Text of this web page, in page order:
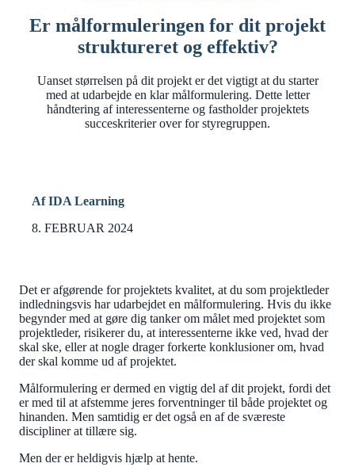
Er målformuleringen for dit projekt
struktureret og effektiv?
Uanset størrelsen på dit projekt er det vigtigt at du starter
med at udarbejde en klar målformulering. Dette letter
håndtering af interessenterne og fastholder projektets
succeskriterier over for styregruppen.
Af IDA Learning
8. FEBRUAR 2024
Det er afgørende for projektets kvalitet, at du som projektleder
indledningsvis har udarbejdet en målformulering. Hvis du ikke
begynder med at gøre dig tanker om målet med projektet som
projektleder, risikerer du, at interessenterne ikke ved, hvad der
skal ske, eller at nogle drager forkerte konklusioner om, hvad
der skal komme ud af projektet.
Målformulering er dermed en vigtig del af dit projekt, fordi det
er med til at afstemme jeres forventninger til både projektet og
hinanden. Men samtidig er det også en af de sværeste
discipliner at tillære sig.
Men der er heldigvis hjælp at hente.